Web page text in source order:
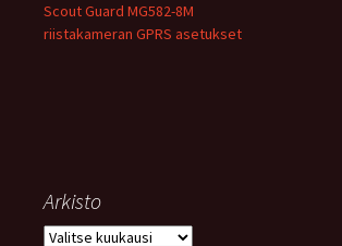
Scout Guard MG582-8M
riistakameran GPRS asetukset
Arkisto
Arkisto